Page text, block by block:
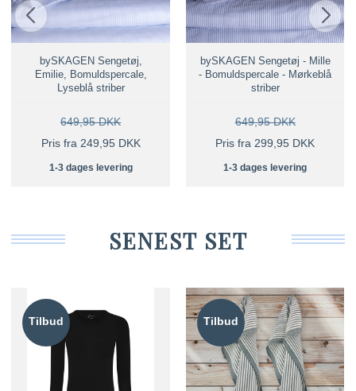
bySKAGEN Sengetøj,
Emilie, Bomuldspercale,
Lyseblå striber
649,95 DKK
Pris fra 249,95 DKK
1-3 dages levering
bySKAGEN Sengetøj - Mille
- Bomuldspercale - Mørkeblå
striber
649,95 DKK
Pris fra 299,95 DKK
1-3 dages levering
SENEST SET
Tilbud Tilbud